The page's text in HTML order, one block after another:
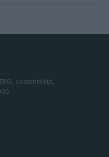
sostenibilità,